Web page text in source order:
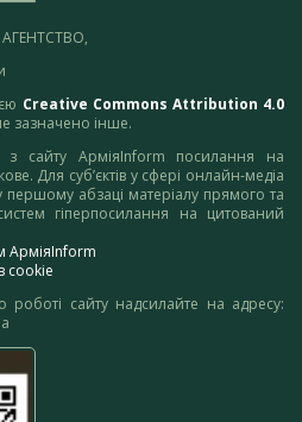
Creative Commons Attribution 4.0
зазначено інше.
з сайту АрміяInform посилання на
Для суб’єктів у сфері онлайн-медіа
абзаці матеріалу прямого та
гіперпосилання на цитований
АрміяInform
cookie
роботі сайту надсилайте на адресу: